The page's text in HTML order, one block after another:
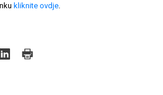
kliknite ovdje.